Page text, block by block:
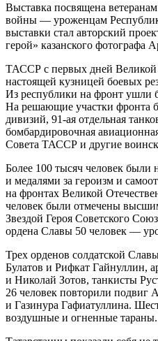
Выставка посвящена
войны — уроженцам
выставки стал авторский
герой» казанского фотографа
ТАССР с первых дней Великой
настоящей кузницей боевых
Из республики на фронт ушли
На решающие участки фронта
дивизий, 91-ая отдельная
бомбардировочная
Совета ТАССР и другие
Более 100 тысяч человек были
и медалями за героизм и
на фронтах Великой
человек были отмечены
Звездой Героя Советского
ордена Славы 50 человек —
Трех орденов солдатской
Булатов и Рифкат Гайнуллин,
и Николай Зотов, танкисты
26 человек повторили подвиг
и Газинура Гафиатуллина.
воздушные и огненные тараны.